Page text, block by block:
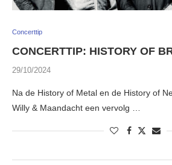
Concerttip
CONCERTTIP: HISTORY OF
29/10/2024
Na de History of Metal en de History of
Willy & Maandacht een vervolg …